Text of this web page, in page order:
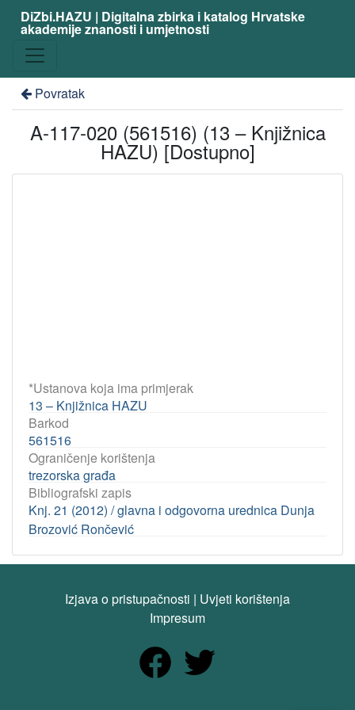
DiZbi.HAZU | Digitalna zbirka i katalog Hrvatske
akademije znanosti i umjetnosti
Povratak
A-117-020 (561516) (13 – Knjižnica
HAZU) [Dostupno]
*Ustanova koja ima primjerak
13 – Knjižnica HAZU
Barkod
561516
Ograničenje korištenja
trezorska građa
Bibliografski zapis
Knj. 21 (2012) / glavna i odgovorna urednica Dunja
Brozović Rončević
Izjava o pristupačnosti | Uvjeti korištenja
Impresum